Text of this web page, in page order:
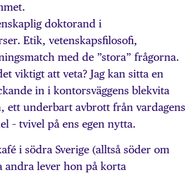
doktorand i
Etik, vetenskapsfilosofi,
med de ”stora” frågorna.
viktigt att veta? Jag kan sitta en
in i kontorsväggens blek­vita
ett underbart avbrott från vardagens
– tvivel på ens egen nytta.
i södra Sverige (alltså söder om
andra lever hon på korta